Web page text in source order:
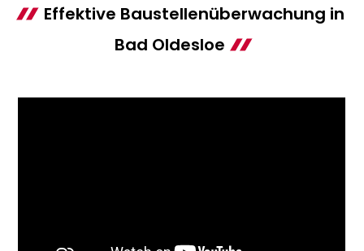
Effektive Baustellenüberwachung in
Bad Oldesloe